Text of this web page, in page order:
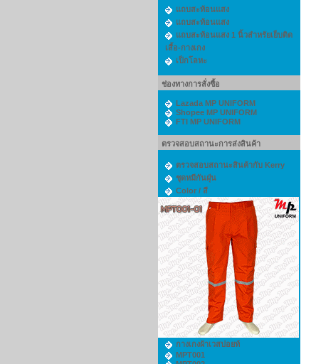
แถบสะท้อนแสง
แถบสะท้อนแสง
แถบสะท้อนแสง 1 นิ้วสำหรัยเย็บติด
เสื้อ-กางเกง
เป็กโลหะ
ช่องทางการสั่งซื้อ
Lazada MP UNIFORM
Shopee MP UNIFORM
FTI MP UNIFORM
ตรวจสอบสถานะการส่งสินค้า
ตรวจสอบสถานะสินค้ากับ Kerry
ชุดหมีกันฝุ่น
Color / สี
กางเกงผ้าเวสปอยท์
MPT001